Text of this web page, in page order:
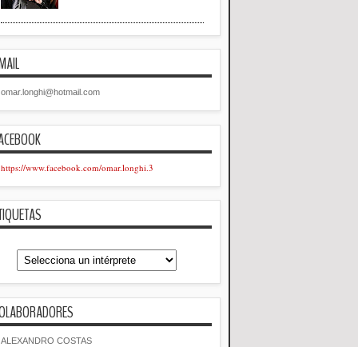
omar.longhi@hotmail.com
https://www.facebook.com/omar.longhi.3
ALEXANDRO COSTAS